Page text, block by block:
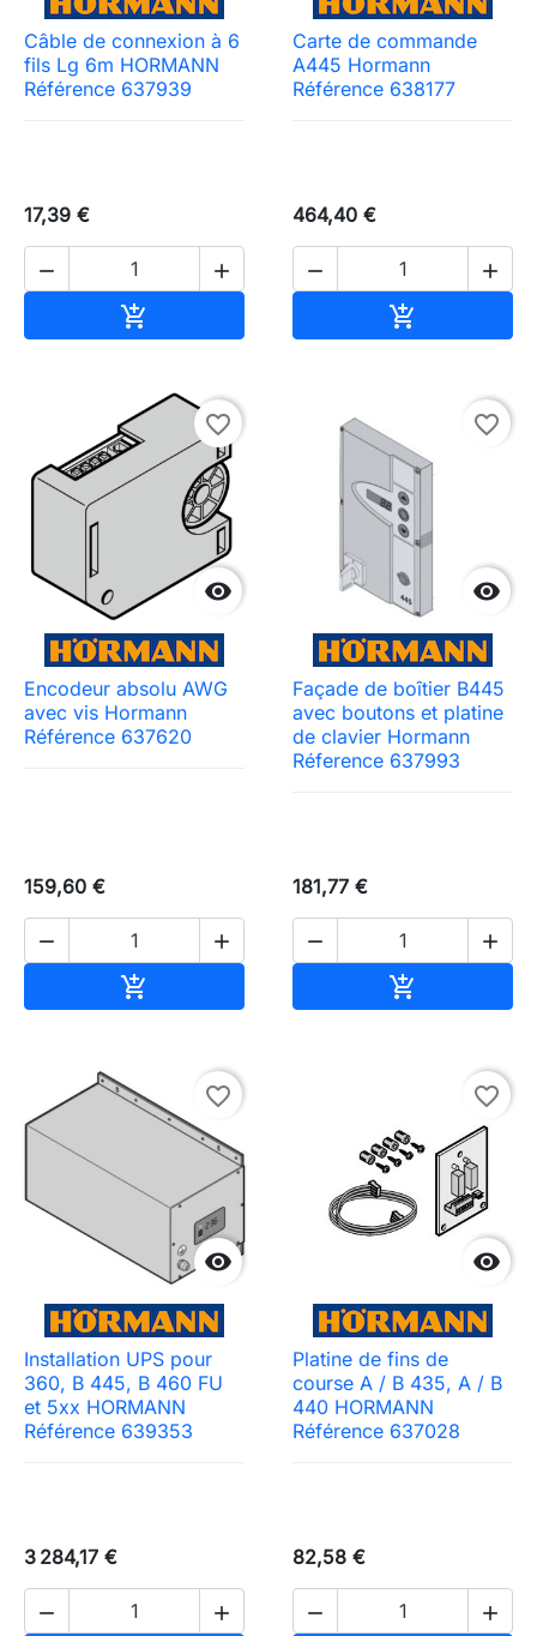
Câble de connexion à 6
fils Lg 6m HORMANN
Référence 637939
17,39 €
 

Carte de commande
A445 Hormann
Référence 638177
464,40 €
 


favorite_border
Encodeur absolu AWG
avec vis Hormann
Référence 637620
159,60 €
 


favorite_border
Façade de boîtier B445
avec boutons et platine
de clavier Hormann
Réference 637993
181,77 €
 


favorite_border
Installation UPS pour
360, B 445, B 460 FU
et 5xx HORMANN
Référence 639353
3 284,17 €
 

favorite_border
Platine de fins de
course A / B 435, A / B
440 HORMANN
Référence 637028
82,58 €
 